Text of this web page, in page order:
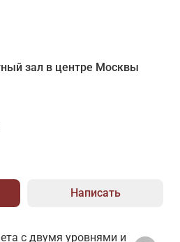
зал в центре Москвы
Написать